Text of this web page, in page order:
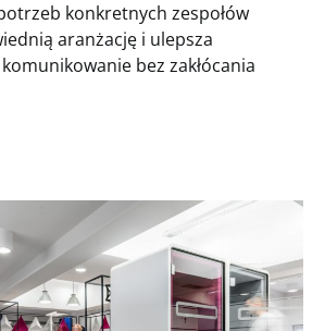
konkretnych zespołów
aranżację i ulepsza
bez zakłócania